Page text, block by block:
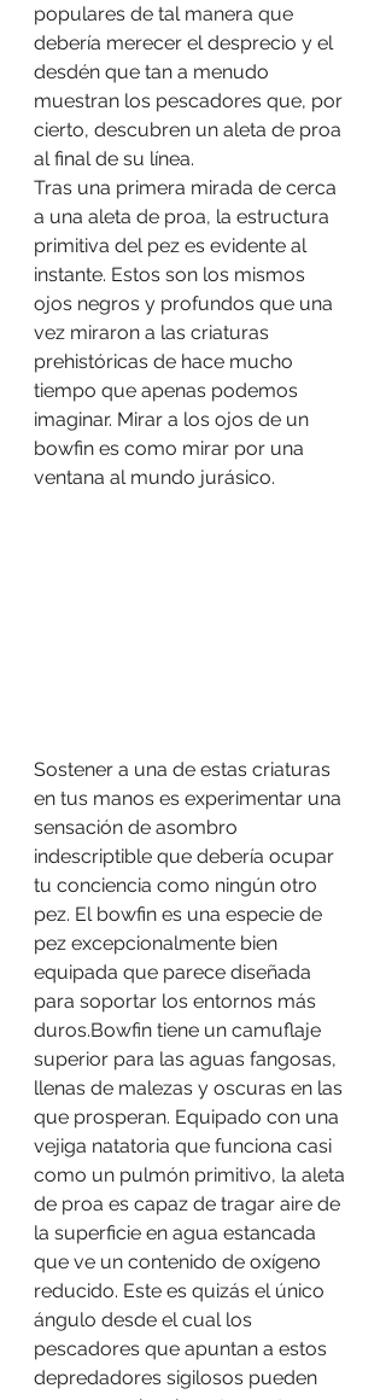
populares de tal manera que
debería merecer el desprecio y el
desdén que tan a menudo
muestran los pescadores que, por
cierto, descubren un aleta de proa
al final de su línea.
Tras una primera mirada de cerca
a una aleta de proa, la estructura
primitiva del pez es evidente al
instante. Estos son los mismos
ojos negros y profundos que una
vez miraron a las criaturas
prehistóricas de hace mucho
tiempo que apenas podemos
imaginar. Mirar a los ojos de un
bowfin es como mirar por una
ventana al mundo jurásico.
Sostener a una de estas criaturas
en tus manos es experimentar una
sensación de asombro
indescriptible que debería ocupar
tu conciencia como ningún otro
pez. El bowfin es una especie de
pez excepcionalmente bien
equipada que parece diseñada
para soportar los entornos más
duros.Bowfin tiene un camuflaje
superior para las aguas fangosas,
llenas de malezas y oscuras en las
que prosperan. Equipado con una
vejiga natatoria que funciona casi
como un pulmón primitivo, la aleta
de proa es capaz de tragar aire de
la superficie en agua estancada
que ve un contenido de oxígeno
reducido. Este es quizás el único
ángulo desde el cual los
pescadores que apuntan a estos
depredadores sigilosos pueden